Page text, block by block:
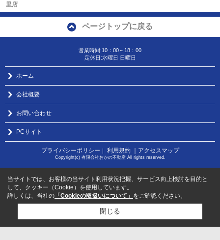
里店
ページトップに戻る
営業時間:10：00～18：00
定休日:水曜日 日曜日
ホーム
会社概要
お問い合わせ
PCサイト
プライバシーポリシー ｜ 利用規約 ｜アクセスマップ
Copyright(c) 有限会社おかの不動産 All rights reserved.
当サイトでは、お客様の当サイト利用状況把握、サービス向上検討を目的と
して、クッキー（Cookie）を使用しています。
詳しくは、当社の 「Cookieの取扱いについて」 をご確認ください。
閉じる